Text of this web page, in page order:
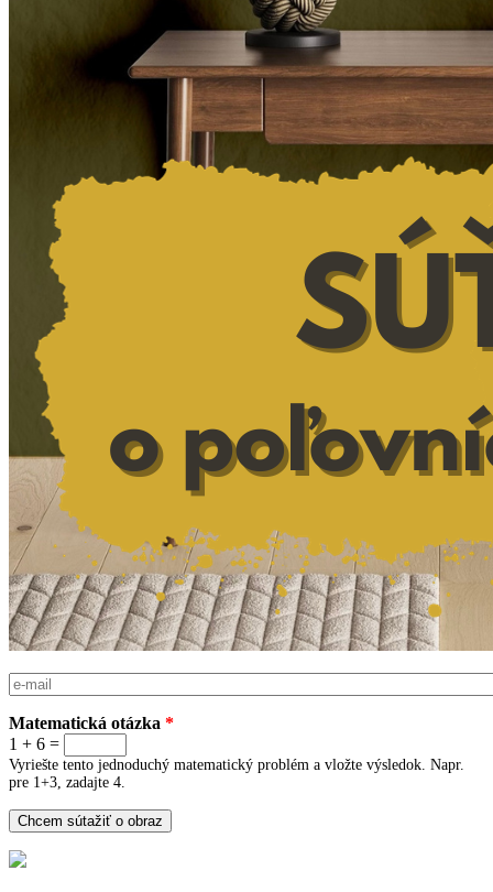
E-mail
Matematická otázka *
1 + 6 =
Vyriešte tento jednoduchý matematický problém a vložte výsledok. Napr.
pre 1+3, zadajte 4.